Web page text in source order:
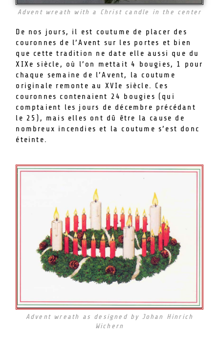
Advent wreath with a Christ candle in the center
De nos jours, il est coutume de placer des
couronnes de l’Avent sur les portes et bien
que cette tradition ne date elle aussi que du
XIXe siècle, où l’on mettait 4 bougies, 1 pour
chaque semaine de l’Avent, la coutume
originale remonte au XVIe siècle. Ces
couronnes contenaient 24 bougies (qui
comptaient les jours de décembre précédant
le 25), mais elles ont dû être la cause de
nombreux incendies et la coutume s’est donc
éteinte.
Advent wreath as designed by Johan Hinrich
Wichern